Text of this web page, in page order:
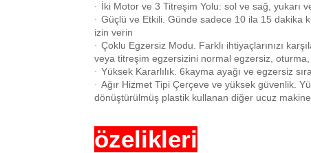
· İki Motor ve 3 Titreşim Yolu: sol ve sağ, yukarı
· Güçlü ve Etkili. Günde sadece 10 ila 15 dakika
izin verin
· Çoklu Egzersiz Modu. Farklı ihtiyaçlarınızı
veya titreşim egzersizini normal egzersiz, oturma,
· Yüksek Kararlılık. 6kayma ayağı ve egzersiz
· Ağır Hizmet Tipi Çerçeve ve yüksek güvenlik.
dönüştürülmüş plastik kullanan diğer ucuz
özelikleri